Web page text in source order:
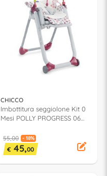
CHICCO
Imbottitura seggiolone Kit 0
Mesi POLLY PROGRESS 06
55,00 - 18%
€ 45,00